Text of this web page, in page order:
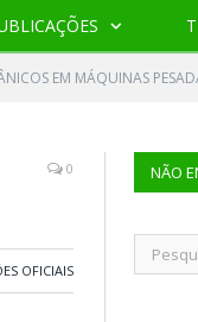
EM MÁQUINAS
0
OFICIAIS
NÃO